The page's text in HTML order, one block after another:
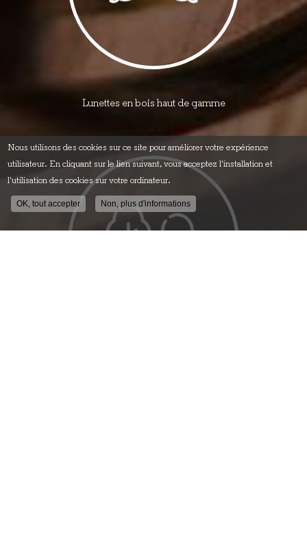
Lunettes en bois haut de gamme
Nous utilisons des cookies sur ce site pour améliorer votre expérience
utilisateur. En cliquant sur le lien suivant, vous acceptez l'installation et
l'utilisation des cookies sur votre ordinateur.
OK, tout accepter Non, plus d'informations